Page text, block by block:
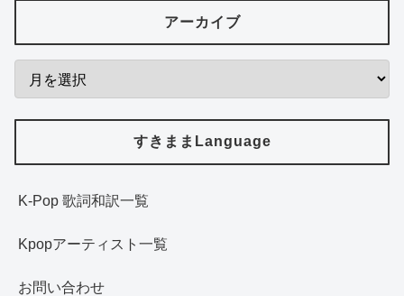
アーカイブ
すきままLanguage
K-Pop 歌詞和訳一覧
Kpopアーティスト一覧
お問い合わせ